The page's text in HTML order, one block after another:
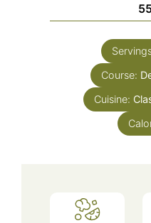
Course:
Cuisine: